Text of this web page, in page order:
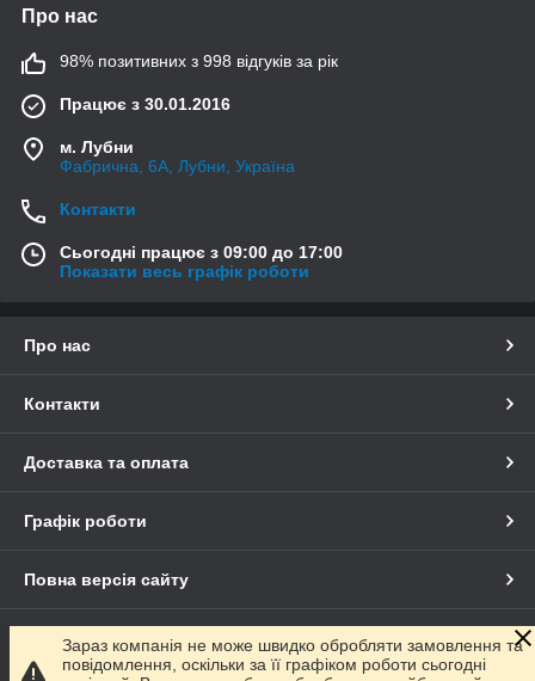
Про нас
98% позитивних з 998 відгуків за рік
Працює з 30.01.2016
м. Лубни
Фабрична, 6А, Лубни, Україна
Контакти
Сьогодні працює з 09:00 до 17:00
Показати весь графік роботи
Про нас
Контакти
Доставка та оплата
Графік роботи
Повна версія сайту
Сайт створено на маркетплейсі Prom.ua
Зараз компанія не може швидко обробляти замовлення та
повідомлення, оскільки за її графіком роботи сьогодні